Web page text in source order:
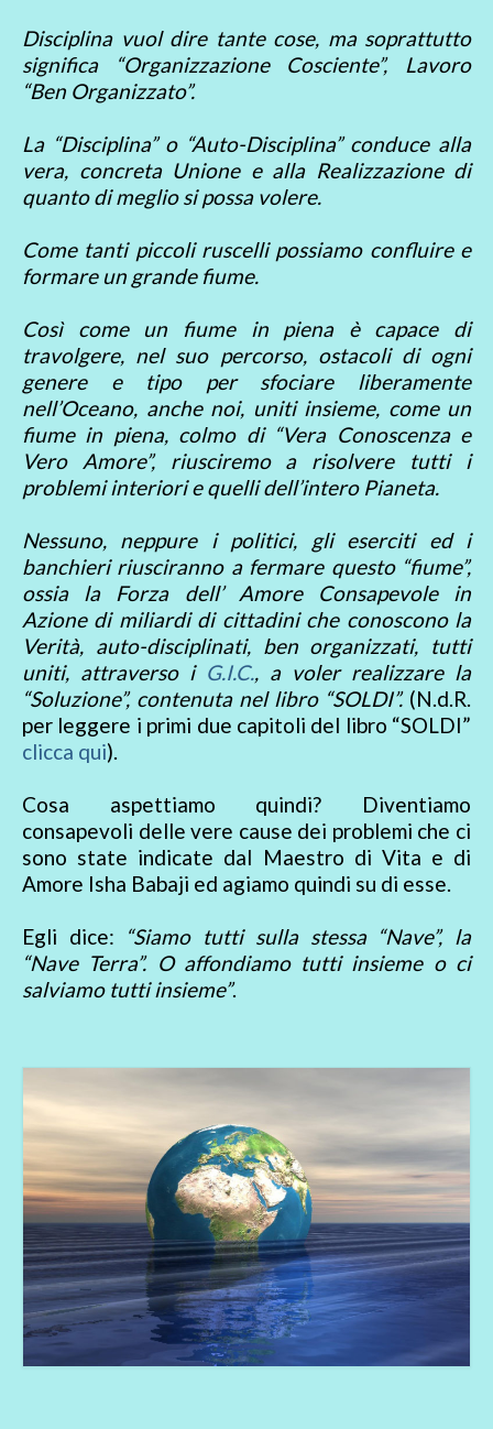
Disciplina vuol dire tante cose, ma soprattutto
significa “Organizzazione Cosciente”, Lavoro
“Ben Organizzato”.
La “Disciplina” o “Auto-Disciplina” conduce alla
vera, concreta Unione e alla Realizzazione di
quanto di meglio si possa volere.
Come tanti piccoli ruscelli possiamo confluire e
formare un grande fiume.
Così come un fiume in piena è capace di
travolgere, nel suo percorso, ostacoli di ogni
genere e tipo per sfociare liberamente
nell’Oceano, anche noi, uniti insieme, come un
fiume in piena, colmo di “Vera Conoscenza e
Vero Amore”, riusciremo a risolvere tutti i
problemi interiori e quelli dell’intero Pianeta.
Nessuno, neppure i politici, gli eserciti ed i
banchieri riusciranno a fermare questo “fiume”,
ossia la Forza dell’ Amore Consapevole in
Azione di miliardi di cittadini che conoscono la
Verità, auto-disciplinati, ben organizzati, tutti
uniti, attraverso i G.I.C., a voler realizzare la
“Soluzione”, contenuta nel libro “SOLDI”. (N.d.R.
per leggere i primi due capitoli del libro “SOLDI”
clicca qui).
Cosa aspettiamo quindi? Diventiamo
consapevoli delle vere cause dei problemi che ci
sono state indicate dal Maestro di Vita e di
Amore Isha Babaji ed agiamo quindi su di esse.
Egli dice: “Siamo tutti sulla stessa “Nave”, la
“Nave Terra”. O affondiamo tutti insieme o ci
salviamo tutti insieme”.